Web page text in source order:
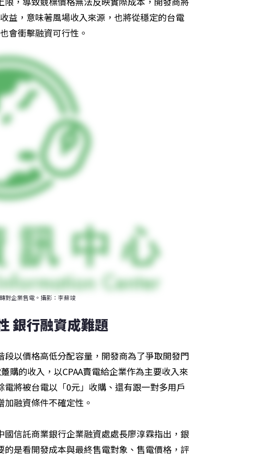
益，意味著風場收入來源，也將從穩定的台電
會衝擊融資可行性。
對企業售電。攝影：李蘇竣
銀行融資成難題
以價格高低分配容量，開發商為了爭取開發門
購的收入，以CPAA賣電給企業作為主要收入來
將被台電以「0元」收購、還有跟一對多用戶
融資條件不確定性。
信託商業銀行企業融資處處長廖淳霖指出，銀
是看開發成本與最終售電對象、售電價格，評